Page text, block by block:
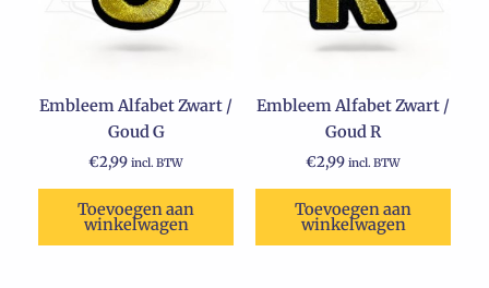
Embleem Alfabet Zwart /
Goud G
€2,99 incl. BTW
Toevoegen aan
winkelwagen
Embleem Alfabet Zwart /
Goud R
€2,99 incl. BTW
Toevoegen aan
winkelwagen